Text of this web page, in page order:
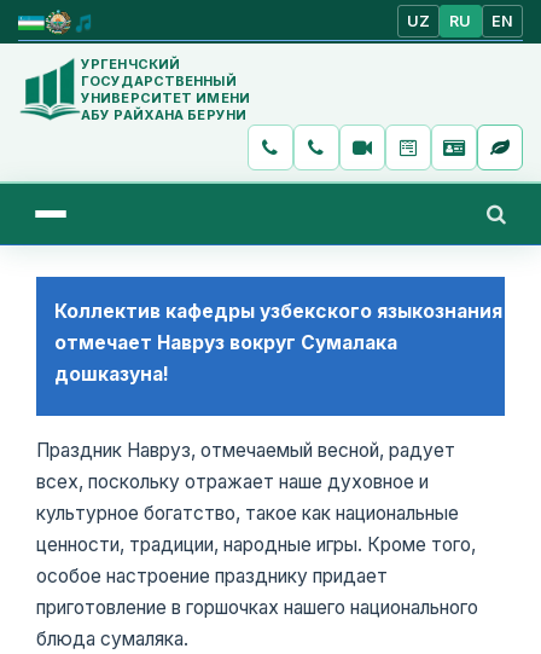
UZ RU EN
УРГЕНЧСКИЙ
ГОСУДАРСТВЕННЫЙ
УНИВЕРСИТЕТ ИМЕНИ
АБУ РАЙХАНА БЕРУНИ
Коллектив кафедры узбекского языкознания
отмечает Навруз вокруг Сумалака
дошказуна!
Праздник Навруз, отмечаемый весной, радует
всех, поскольку отражает наше духовное и
культурное богатство, такое как национальные
ценности, традиции, народные игры. Кроме того,
особое настроение празднику придает
приготовление в горшочках нашего национального
блюда сумаляка.